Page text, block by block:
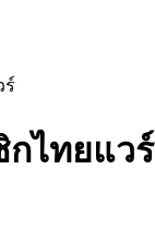
ไทยแวร์